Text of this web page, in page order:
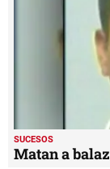
SUCESOS
Matan a